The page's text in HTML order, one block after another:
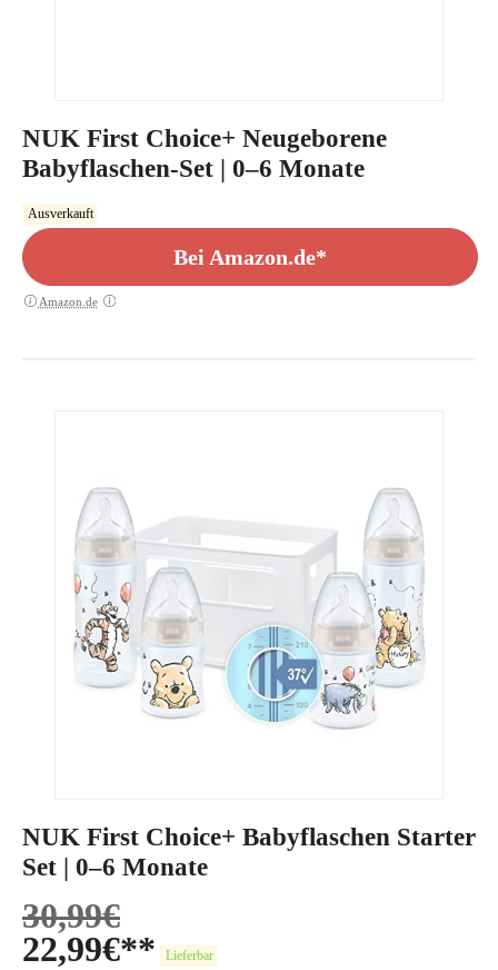
NUK First Choice+ Neugeborene
Babyflaschen-Set | 0–6 Monate
Ausverkauft
Bei Amazon.de*
Amazon.de
NUK First Choice+ Babyflaschen Starter
Set | 0–6 Monate
30,99€
22,99€ Lieferbar